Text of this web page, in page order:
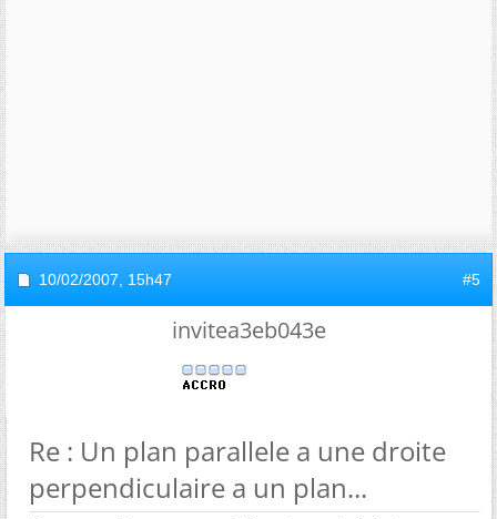
10/02/2007, 15h47 #5
invitea3eb043e
Re : Un plan parallele a une droite
perpendiculaire a un plan...